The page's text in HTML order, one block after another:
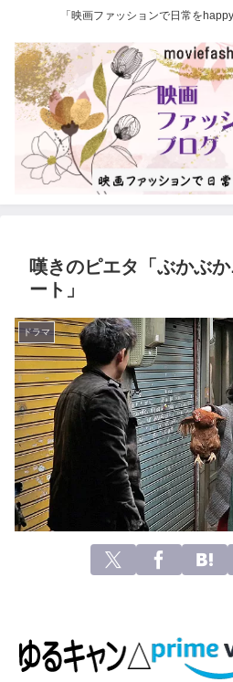
「映画ファッションで日常を
嘆きのピエタ「ぶかぶ
ート」
ドラマ